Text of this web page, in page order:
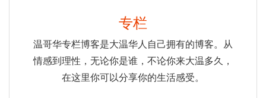
专栏
温哥华专栏博客是大温华人自己拥有的博客。从
情感到理性，无论你是谁，不论你来大温多久，
在这里你可以分享你的生活感受。